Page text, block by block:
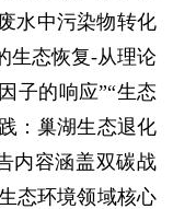
水中污染物转化
生态恢复-从理论
子的响应”“生态
：巢湖生态退化
内容涵盖双碳战
态环境领域核心